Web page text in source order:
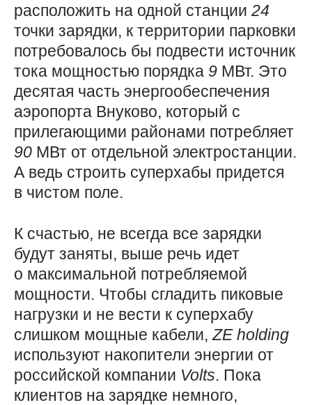
расположить на одной станции 24
точки зарядки, к территории парковки
потребовалось бы подвести источник
тока мощностью порядка 9 МВт. Это
десятая часть энергообеспечения
аэропорта Внуково, который с
прилегающими районами потребляет
90 МВт от отдельной электростанции.
А ведь строить суперхабы придется
в чистом поле.
К счастью, не всегда все зарядки
будут заняты, выше речь идет
о максимальной потребляемой
мощности. Чтобы сгладить пиковые
нагрузки и не вести к суперхабу
слишком мощные кабели,ZEholding
используют накопители энергии от
российской компании Volts. Пока
клиентов на зарядке немного,